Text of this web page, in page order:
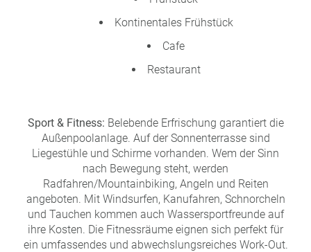
Kontinentales Frühstück
Cafe
Restaurant
Sport & Fitness: Belebende Erfrischung garantiert die
Außenpoolanlage. Auf der Sonnenterrasse sind
Liegestühle und Schirme vorhanden. Wem der Sinn
nach Bewegung steht, werden
Radfahren/Mountainbiking, Angeln und Reiten
angeboten. Mit Windsurfen, Kanufahren, Schnorcheln
und Tauchen kommen auch Wassersportfreunde auf
ihre Kosten. Die Fitnessräume eignen sich perfekt für
ein umfassendes und abwechslungsreiches Work-Out.